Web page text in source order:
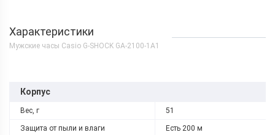
Характеристики
Мужские часы Casio G-SHOCK GA-2100-1A1
Корпус
Вес, г 51
Защита от пыли и влаги Есть 200 м